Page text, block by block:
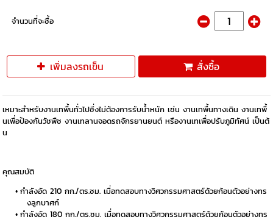
จำนวนที่จะซื้อ
เพิ่มลงรถเข็น สั่งซื้อ
เหมาะสำหรับงานเทพื้นทั่วไปซึ่งไม่ต้องการรับน้ำหนัก เช่น งานเทพื้นทางเดิน งานเทพื้
นเพื่อป้องกันวัชพืช งานเทลานจอดรถจักรยานยนต์ หรืองานเทเพื่อปรับภูมิทัศน์ เป็นต้
น
คุณสมบัติ
กำลังอัด 210 กก./ตร.ซม. เมื่อทดสอบทางวิศวกรรมศาสตร์ด้วยก้อนตัวอย่างทร
งลูกบาศก์
กำลังอัด 180 กก./ตร.ซม. เมื่อทดสอบทางวิศวกรรมศาสตร์ด้วยก้อนตัวอย่างทร